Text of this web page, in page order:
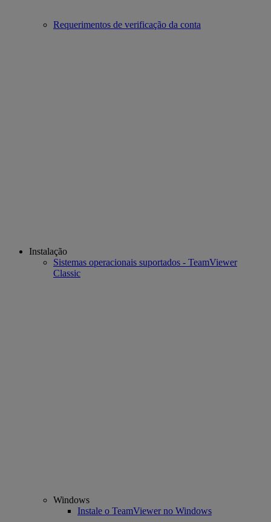
Requerimentos de verificação da conta
Instalação
Sistemas operacionais suportados - TeamViewer
Classic
Windows
Instale o TeamViewer no Windows